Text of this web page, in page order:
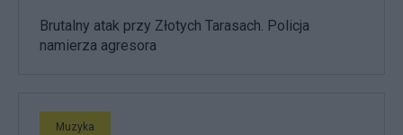
Brutalny atak przy Złotych Tarasach. Policja
namierza agresora
Muzyka